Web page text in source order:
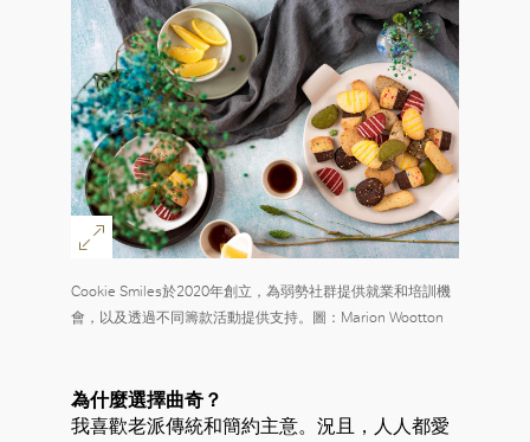
Cookie Smiles於2020年創立，為弱勢社群提供就業和培訓機
會，以及透過不同籌款活動提供支持。圖：Marion Wootton
為什麼選擇曲奇？
我喜歡老派傳統和簡約主意。況且，人人都愛